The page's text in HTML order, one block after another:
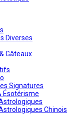
Diverses
Gâteaux
Signatures
Chinois